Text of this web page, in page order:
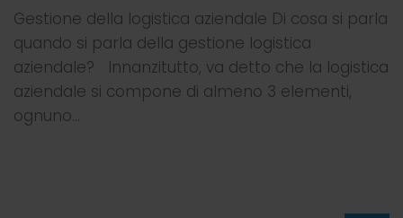
Gestione della logistica aziendale Di cosa si parla
quando si parla della gestione logistica
aziendale? Innanzitutto, va detto che la logistica
aziendale si compone di almeno 3 elementi,
ognuno…